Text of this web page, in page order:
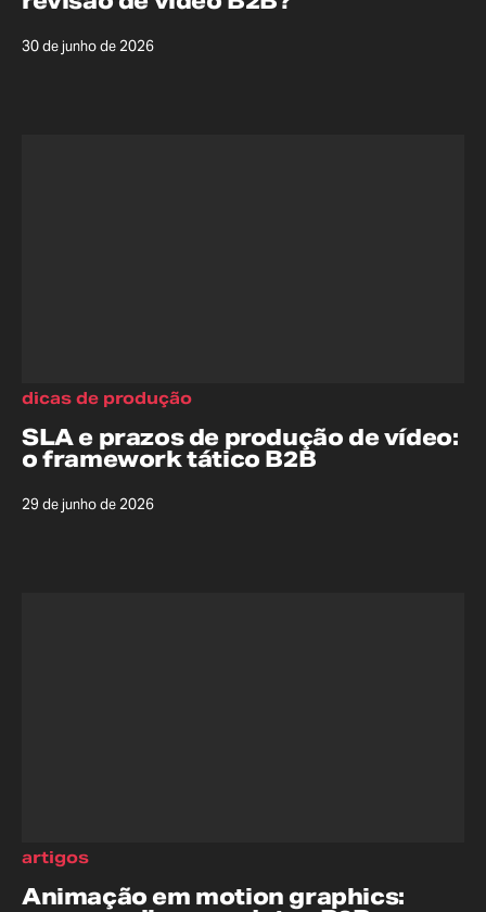
30 de junho de 2026
SLA e prazos de produção de vídeo:
o framework tático B2B
29 de junho de 2026
dicas de produção
Animação em motion graphics:
artigos